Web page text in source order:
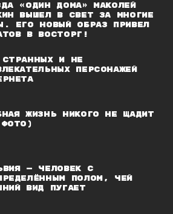
«Один дома» Маколей
вышел в свет за многие
Его новый образ привел
в восторг!
и не
персонажей
жизнь никого не щадит
— человек с
полом, чей
вид пугает